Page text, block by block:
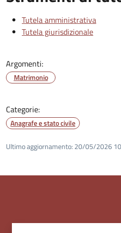
Tutela amministrativa
Tutela giurisdizionale
Argomenti:
Matrimonio
Categorie:
Anagrafe e stato civile
Ultimo aggiornamento: 20/05/2026